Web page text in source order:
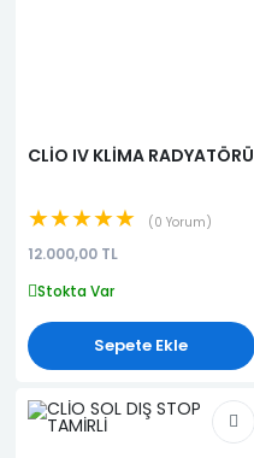
CLİO IV KLİMA RADYATÖRÜ
★★★★★ 0 Yorum
12.000,00 TL
Stokta Var
Sepete Ekle